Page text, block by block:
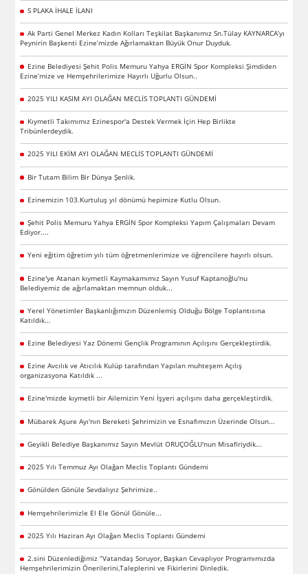
S PLAKA İHALE İLANI
Ak Parti Genel Merkez Kadın Kolları Teşkilat Başkanımız Sn.Tülay KAYNARCA’yı
Peynirin Başkenti Ezine’mizde Ağırlamaktan Büyük Onur Duyduk.
Ezine Belediyesi Şehit Polis Memuru Yahya ERGİN Spor Kompleksi Şimdiden
Ezine’mize ve Hemşehrilerimize Hayırlı Uğurlu Olsun..
2025 YILI KASIM AYI OLAĞAN MECLİS TOPLANTI GÜNDEMİ
Kıymetli Takımımız Ezinespor'a Destek Vermek İçin Hep Birlikte
Tribünlerdeydik.
2025 YILI EKİM AYI OLAĞAN MECLİS TOPLANTI GÜNDEMİ
Bir Tutam Bilim Bir Dünya Şenlik.
Ezinemizin 103.Kurtuluş yıl dönümü hepimize Kutlu Olsun.
Şehit Polis Memuru Yahya ERGİN Spor Kompleksi Yapım Çalışmaları Devam
Ediyor....
Yeni eğitim öğretim yılı tüm öğretmenlerimize ve öğrencilere hayırlı olsun.
Ezine'ye Atanan kıymetli Kaymakamımız Sayın Yusuf Kaptanoğlu'nu
Belediyemiz de ağırlamaktan memnun olduk...
Yerel Yönetimler Başkanlığımızın Düzenlemiş Olduğu Bölge Toplantısına
Katıldık...
Ezine Belediyesi Yaz Dönemi Gençlik Programının Açılışını Gerçekleştirdik.
Ezine Avcılık ve Atıcılık Kulüp tarafından Yapılan muhteşem Açılış
organizasyona Katıldık ...
Ezine'mizde kıymetli bir Ailemizin Yeni İşyeri açılışını daha gerçekleştirdik.
Mübarek Aşure Ayı'nın Bereketi Şehrimizin ve Esnafımızın Üzerinde Olsun...
Geyikli Belediye Başkanımız Sayın Mevlüt ORUÇOĞLU'nun Misafiriydik...
2025 Yılı Temmuz Ayı Olağan Meclis Toplantı Gündemi
Gönülden Gönüle Sevdalıyız Şehrimize..
Hemşehrilerimizle El Ele Gönül Gönüle...
2025 Yılı Haziran Ayı Olağan Meclis Toplantı Gündemi
2.sini Düzenlediğimiz “Vatandaş Soruyor, Başkan Cevaplıyor Programımızda
Hemşehrilerimizin Önerilerini,Taleplerini ve Fikirlerini Dinledik.